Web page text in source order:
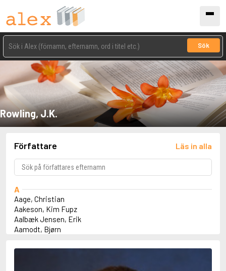
Sök
Rowling, J.K.
Författare Läs in alla
A
Aage, Christian
Aakeson, Kim Fupz
Aalbæk Jensen, Erik
Aamodt, Bjørn
Abbey, Kieran